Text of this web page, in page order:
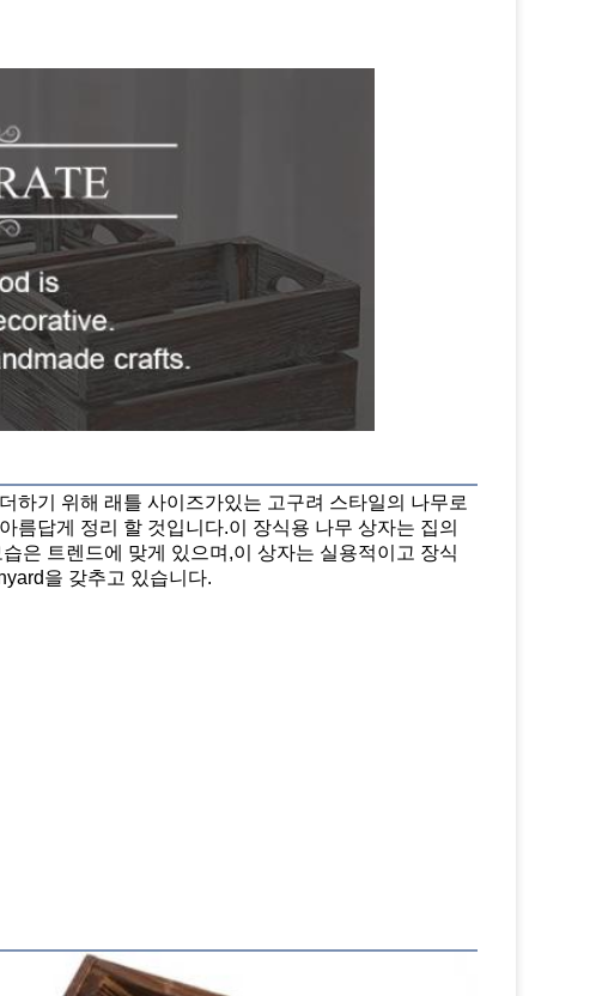
하기 위해 래틀 사이즈가있는 고구려 스타일의 나무로
름답게 정리 할 것입니다.이 장식용 나무 상자는 집의
은 트렌드에 맞게 있으며,이 상자는 실용적이고 장식
을 갖추고 있습니다.